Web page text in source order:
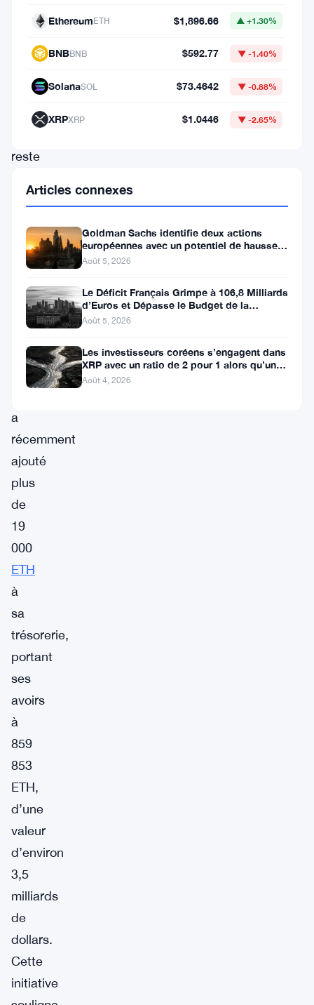
investisseurs
dans
reste
SharpLink
l’un
des
plus
grands
détenteurs
d’Ethereum
a
récemment
ajouté
plus
de
19
000
ETH
à
sa
trésorerie,
portant
ses
avoirs
à
859
853
ETH,
d’une
valeur
d’environ
3,5
milliards
de
dollars.
Cette
initiative
EthereumETH $1,896.66 ▲ +1.30%
BNBBNB $592.77 ▼ -1.40%
SolanaSOL $73.4642 ▼ -0.88%
XRPXRP $1.0446 ▼ -2.65%
Articles connexes
Goldman Sachs identifie deux actions
européennes avec un potentiel de hausse
de plus de 100 %
Août 5, 2026
Le Déficit Français Grimpe à 106,8 Milliards
d’Euros et Dépasse le Budget de la
Défense
Août 5, 2026
Les investisseurs coréens s’engagent dans
XRP avec un ratio de 2 pour 1 alors qu’un
canal de 80 jours se
Août 4, 2026